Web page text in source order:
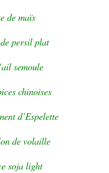
de maïs
persil plat
semoule
chinoises
d’Espelette
de volaille
soja light